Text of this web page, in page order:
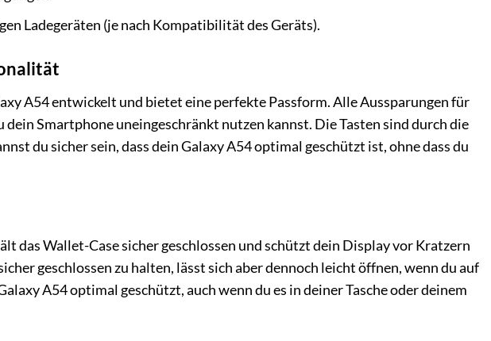
Ladegeräten (je nach Kompatibilität des Geräts).
A54 entwickelt und bietet eine perfekte Passform. Alle Aussparungen für
Smartphone uneingeschränkt nutzen kannst. Die Tasten sind durch die
du sicher sein, dass dein Galaxy A54 optimal geschützt ist, ohne dass du
das Wallet-Case sicher geschlossen und schützt dein Display vor Kratzern
geschlossen zu halten, lässt sich aber dennoch leicht öffnen, wenn du auf
A54 optimal geschützt, auch wenn du es in deiner Tasche oder deinem